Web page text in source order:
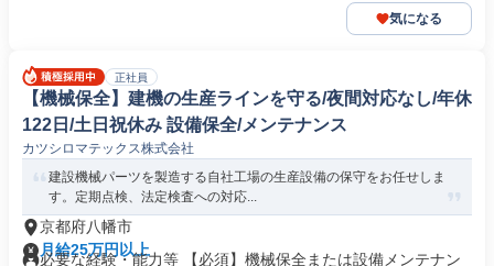
気になる
正社員
【機械保全】建機の生産ラインを守る/夜間対応なし/年休
122日/土日祝休み 設備保全/メンテナンス
カツシロマテックス株式会社
建設機械パーツを製造する自社工場の生産設備の保守をお任せしま
す。定期点検、法定検査への対応...
京都府八幡市
月給25万円以上
必要な経験・能力等 【必須】機械保全または設備メンテナン